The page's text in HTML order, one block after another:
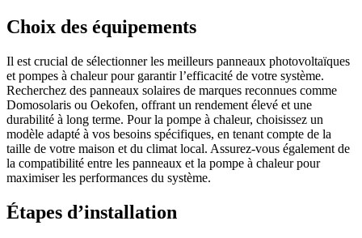
Choix des équipements
Il est crucial de sélectionner les meilleurs panneaux photovoltaïques
et pompes à chaleur pour garantir l’efficacité de votre système.
Recherchez des panneaux solaires de marques reconnues comme
Domosolaris ou Oekofen, offrant un rendement élevé et une
durabilité à long terme. Pour la pompe à chaleur, choisissez un
modèle adapté à vos besoins spécifiques, en tenant compte de la
taille de votre maison et du climat local. Assurez-vous également de
la compatibilité entre les panneaux et la pompe à chaleur pour
maximiser les performances du système.
Étapes d’installation